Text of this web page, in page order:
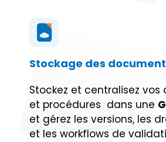
Stockage des
Stockez et centralisez
et procédures dans une
et gérez les versions, les
et les workflows de